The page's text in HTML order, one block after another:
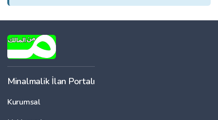
Minalmalik İlan Portalı
Kurumsal